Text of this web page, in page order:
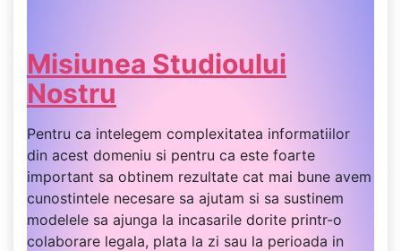
Misiunea Studioului
Nostru
Pentru ca intelegem complexitatea informatiilor
din acest domeniu si pentru ca este foarte
important sa obtinem rezultate cat mai bune avem
cunostintele necesare sa ajutam si sa sustinem
modelele sa ajunga la incasarile dorite printr-o
colaborare legala, plata la zi sau la perioada in